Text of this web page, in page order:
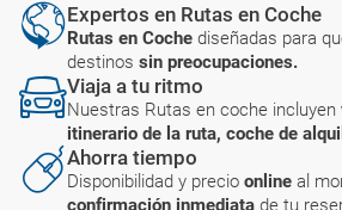
Expertos en Rutas en Coche
Rutas en Coche diseñadas para
destinos sin preocupaciones.
Viaja a tu ritmo
Nuestras Rutas en coche incluyen
itinerario de la ruta, coche de
Ahorra tiempo
Disponibilidad y precio online al
confirmación inmediata de tu